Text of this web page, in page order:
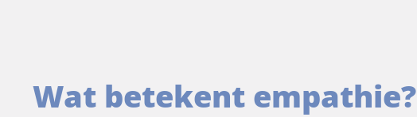
Wat betekent empathie?